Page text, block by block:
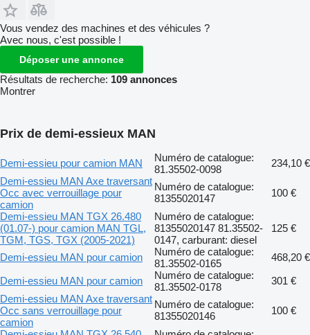
Vous vendez des machines et des véhicules ?
Avec nous, c'est possible !
Déposer une annonce
Résultats de recherche: 109 annonces
Montrer
Prix de demi-essieux MAN
Demi-essieu pour camion MAN
Numéro de catalogue:
81.35502-0098
234,10 €
Demi-essieu MAN Axe traversant
Occ avec verrouillage pour
camion
Numéro de catalogue:
81355020147
100 €
Demi-essieu MAN TGX 26.480
(01.07-) pour camion MAN TGL,
TGM, TGS, TGX (2005-2021)
Numéro de catalogue:
81355020147 81.35502-
0147, carburant: diesel
125 €
Demi-essieu MAN pour camion
Numéro de catalogue:
81.35502-0165
468,20 €
Demi-essieu MAN pour camion
Numéro de catalogue:
81.35502-0178
301 €
Demi-essieu MAN Axe traversant
Occ sans verrouillage pour
camion
Numéro de catalogue:
81355020146
100 €